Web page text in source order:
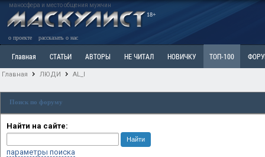
маносфера и место общения мужчин
18+
о проекте рассказать о нас
Главная СТАТЬИ АВТОРЫ НЕ ЧИТАЛ НОВИЧКУ ТОП-100
Ветка: Расстаюсь или Развожусь. САНЧАС
РАЗДЕЛ: Разное
Главная ЛЮДИ AL_I
Поиск по форуму
Найти на сайте:
параметры поиска